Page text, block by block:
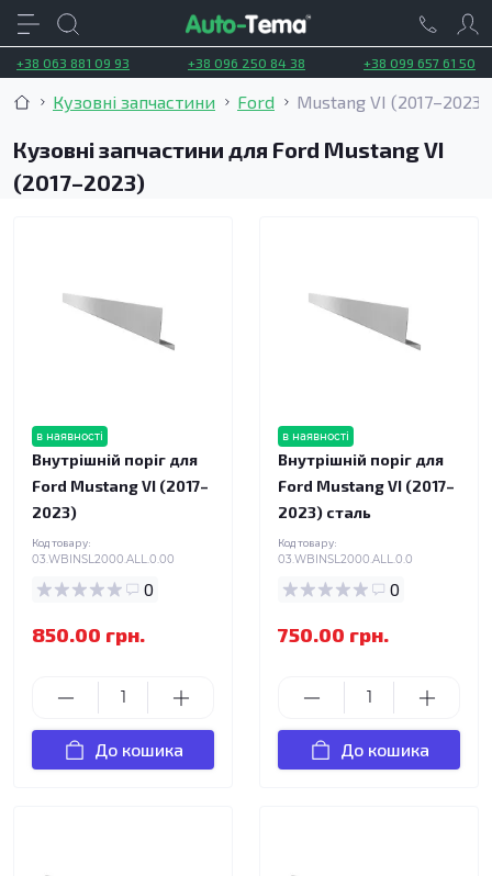
+38 063 881 09 93 +38 096 250 84 38 +38 099 657 61 50
Кузовні запчастини Ford Mustang VI (2017–2023)
Кузовні запчастини для Ford Mustang VI
(2017–2023)
в наявності
Внутрішній поріг для
Ford Mustang VI (2017–
2023)
Код товару:
03.WBINSL2000.ALL.0.00
0
850.00 грн.
До кошика
в наявності
Внутрішній поріг для
Ford Mustang VI (2017–
2023) сталь
Код товару:
03.WBINSL2000.ALL.0.0
0
750.00 грн.
До кошика